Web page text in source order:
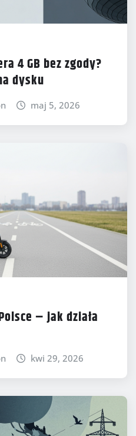
4 GB bez zgody?
dysku
maj 5, 2026
– jak działa
kwi 29, 2026